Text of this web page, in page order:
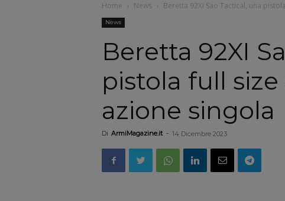
Home News Beretta 92XI Sao Tactical, una
News
Beretta 92XI
pistola full
azione singola
Di ArmiMagazine.it - 14 Dicembre 2023